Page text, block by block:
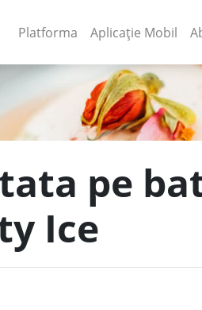
Platforma (current)
Aplicație Mobil
pe
Ice